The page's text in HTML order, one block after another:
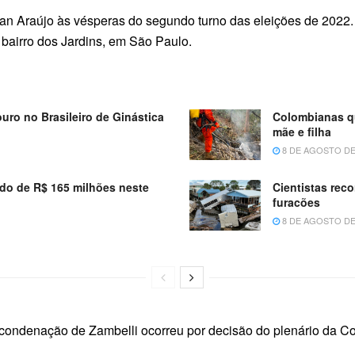
Araújo às vésperas do segundo turno das eleições de
dos Jardins, em São Paulo.
no Brasileiro de Ginástica
Colombianas
mãe e filha
8 DE AGOSTO
de R$ 165 milhões neste
Cientistas
furacões
8 DE AGOSTO
de Zambelli ocorreu por decisão do plenário da